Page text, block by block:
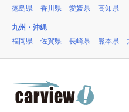
徳島県
香川県 愛媛県 高知県
九州・沖縄
福岡県
佐賀県 長崎県 熊本県